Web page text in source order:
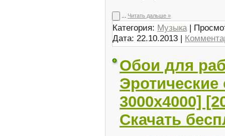
Читать дальше »
Категория: Музыка |
Дата: 22.10.2013 |
Обои для
Эротические
3000x4000]
Скачать